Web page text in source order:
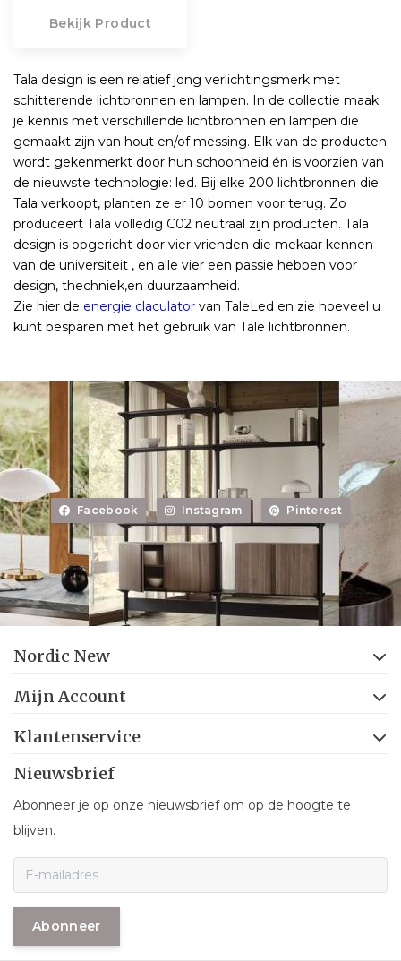
Bekijk Product
Tala design is een relatief jong verlichtingsmerk met
schitterende lichtbronnen en lampen. In de collectie maak
je kennis met verschillende lichtbronnen en lampen die
gemaakt zijn van hout en/of messing. Elk van de producten
wordt gekenmerkt door hun schoonheid én is voorzien van
de nieuwste technologie: led. Bij elke 200 lichtbronnen die
Tala verkoopt, planten ze er 10 bomen voor terug. Zo
produceert Tala volledig C02 neutraal zijn producten. Tala
design is opgericht door vier vrienden die mekaar kennen
van de universiteit , en alle vier een passie hebben voor
design, thechniek,en duurzaamheid.
Zie hier de energie claculator van TaleLed en zie hoeveel u
kunt besparen met het gebruik van Tale lichtbronnen.
Facebook Instagram Pinterest
Nordic New
Mijn Account
Klantenservice
Nieuwsbrief
Abonneer je op onze nieuwsbrief om op de hoogte te
blijven.
Abonneer